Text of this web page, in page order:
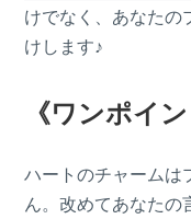
けでなく、あなたの
けします♪
《ワンポイ
ハートのチャームは
ん。改めてあなたの